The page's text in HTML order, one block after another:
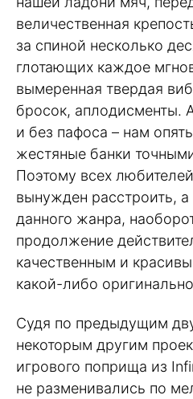
величественная
за спиной несколько
глотающих каждое
вымеренная твердая
бросок, аплодисменты.
и без пафоса – нам
жестяные банки
Поэтому всех
вынужден расстроить, а
данного жанра,
продолжение
качественным и
какой-либо
Судя по предыдущим
некоторым другим
игрового поприща из
не разменивались по